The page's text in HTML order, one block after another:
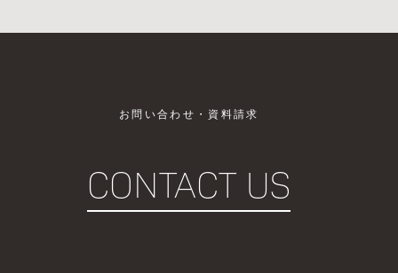
お問い合わせ・資料請求
CONTACT US